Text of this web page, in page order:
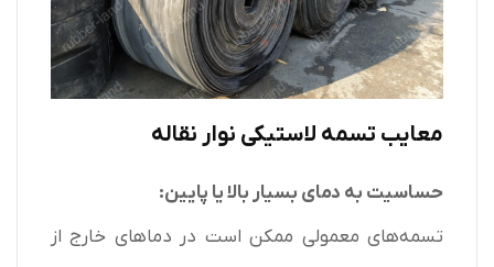
معایب تسمه لاستیکی نوار نقاله
حساسیت به دمای بسیار بالا یا پایین:
تسمه‌های معمولی ممکن است در دماهای خارج از